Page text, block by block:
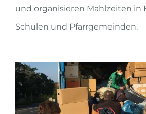
und organisieren Mahlzeiten in
Schulen und Pfarrge­meinden.